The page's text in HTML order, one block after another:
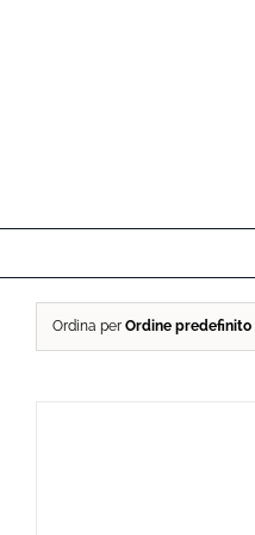
Ordina per Ordine predefinito